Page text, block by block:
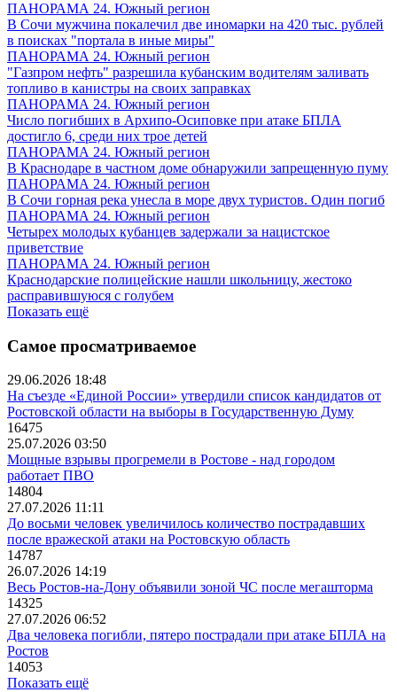
ПАНОРАМА 24. Южный регион
В Сочи мужчина покалечил две иномарки на 420 тыс. рублей
в поисках "портала в иные миры"
ПАНОРАМА 24. Южный регион
"Газпром нефть" разрешила кубанским водителям заливать
топливо в канистры на своих заправках
ПАНОРАМА 24. Южный регион
Число погибших в Архипо-Осиповке при атаке БПЛА
достигло 6, среди них трое детей
ПАНОРАМА 24. Южный регион
В Краснодаре в частном доме обнаружили запрещенную пуму
ПАНОРАМА 24. Южный регион
В Сочи горная река унесла в море двух туристов. Один погиб
ПАНОРАМА 24. Южный регион
Четырех молодых кубанцев задержали за нацистское
приветствие
ПАНОРАМА 24. Южный регион
Краснодарские полицейские нашли школьницу, жестоко
расправившуюся с голубем
Показать ещё
Самое просматриваемое
29.06.2026 18:48
На съезде «Единой России» утвердили список кандидатов от
Ростовской области на выборы в Государственную Думу
16475
25.07.2026 03:50
Мощные взрывы прогремели в Ростове - над городом
работает ПВО
14804
27.07.2026 11:11
До восьми человек увеличилось количество пострадавших
после вражеской атаки на Ростовскую область
14787
26.07.2026 14:19
Весь Ростов-на-Дону объявили зоной ЧС после мегашторма
14325
27.07.2026 06:52
Два человека погибли, пятеро пострадали при атаке БПЛА на
Ростов
14053
Показать ещё